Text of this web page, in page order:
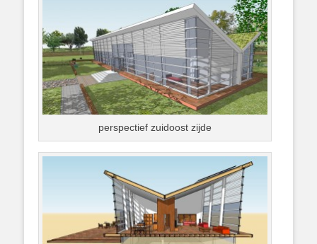
perspectief zuidoost zijde